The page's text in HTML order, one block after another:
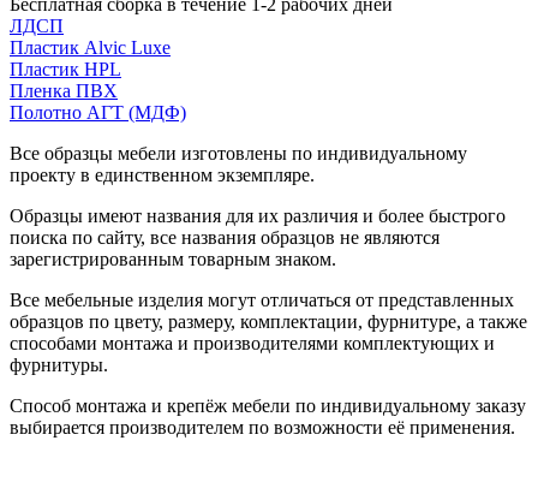
ЛДСП
Пластик Alvic Luxe
Пластик HPL
Пленка ПВХ
Полотно АГТ (МДФ)
Все образцы мебели изготовлены по индивидуальному
проекту в единственном экземпляре.
Образцы имеют названия для их различия и более быстрого
поиска по сайту, все названия образцов не являются
зарегистрированным товарным знаком.
Все мебельные изделия могут отличаться от представленных
образцов по цвету, размеру, комплектации, фурнитуре, а также
способами монтажа и производителями комплектующих и
фурнитуры.
Способ монтажа и крепёж мебели по индивидуальному заказу
выбирается производителем по возможности её применения.